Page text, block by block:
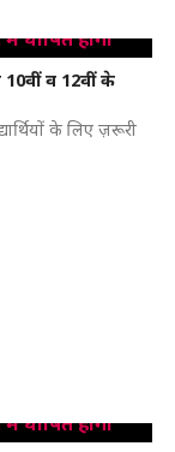
10वीं व 12वीं के
के लिए ज़रूरी